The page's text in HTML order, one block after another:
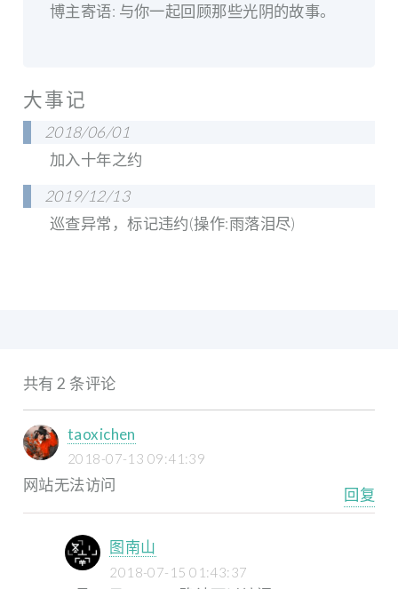
博主寄语: 与你一起回顾那些光阴的故事。
大事记
2018/06/01
加入十年之约
2019/12/13
巡查异常，标记违约(操作:雨落泪尽)
共有 2 条评论
taoxichen
2018-07-13 09:41:39
网站无法访问
回复
图南山
2018-07-15 01:43:37